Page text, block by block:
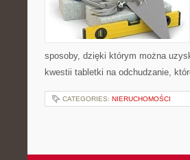
sposoby, dzięki którym można
kwestii tabletki na odchudzanie,
CATEGORIES: NIERUCHOMOŚCI